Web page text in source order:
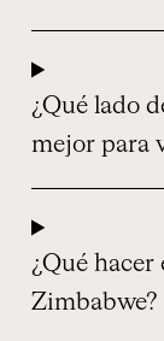
¿Qué lado
mejor para
¿Qué hacer
Zimbabwe?